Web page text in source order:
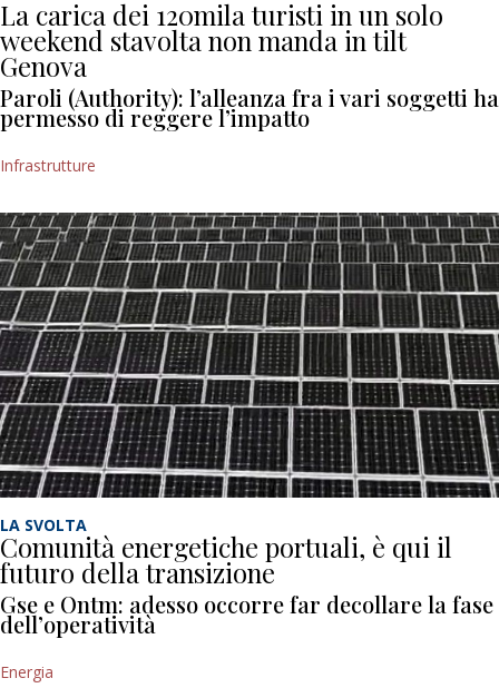
La carica dei 120mila turisti in un solo
weekend stavolta non manda in tilt
Genova
Paroli (Authority): l’alleanza fra i vari soggetti ha
permesso di reggere l’impatto
Infrastrutture
LA SVOLTA
Comunità energetiche portuali, è qui il
futuro della transizione
Gse e Ontm: adesso occorre far decollare la fase
dell’operatività
Energia